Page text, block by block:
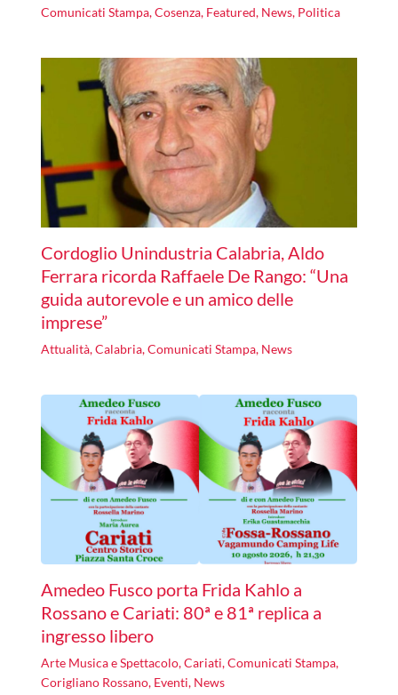
Comunicati Stampa,Cosenza, Featured, News, Politica
Cordoglio Unindustria Calabria, Aldo
Ferrara ricorda Raffaele De Rango: “Una
guida autorevole e un amico delle
imprese”
Attualità,Calabria,Comunicati Stampa, News
Amedeo Fusco porta Frida Kahlo a
Rossano e Cariati: 80ª e 81ª replica a
ingresso libero
Arte Musica e Spettacolo,Cariati,Comunicati Stampa,
Corigliano Rossano, Eventi, News